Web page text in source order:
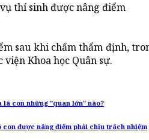
thí sinh được nâng điểm
sau khi chấm thẩm định,
Khoa học Quân sự.
là con những "quan lớn" nào?
con được nâng điểm phải chịu trách nhiệm